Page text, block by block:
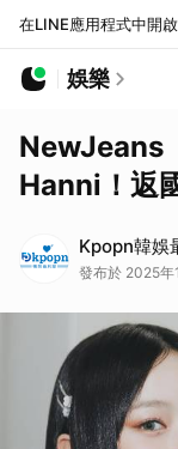
在LINE應用程式中開啟
娛樂
NewJeans
Hanni！返
Kpopn韓娛
發布於 2025